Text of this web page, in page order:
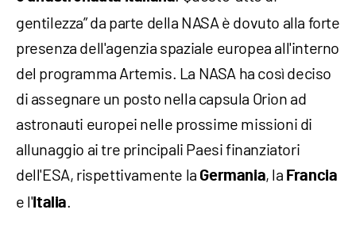
gentilezza” da parte della NASA è dovuto alla forte
presenza dell'agenzia spaziale europea all'interno
del programma Artemis. La NASA ha così deciso
di assegnare un posto nella capsula Orion ad
astronauti europei nelle prossime missioni di
allunaggio ai tre principali Paesi finanziatori
dell'ESA, rispettivamente la Germania, la Francia
e l' Italia.